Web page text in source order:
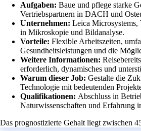
Aufgaben: Baue und pflege starke
Vertriebspartnern in DACH und
Unternehmen: Leica Microsystems,
in Mikroskopie und Bildanalyse.
Vorteile: Flexible Arbeitszeiten,
Gesundheitsleistungen und die
Weitere Informationen:
erforderlich, dynamisches und
Warum dieser Job: Gestalte die
Technologie mit bedeutenden
Qualifikationen: Abschluss in
Naturwissenschaften und Erfahrung
Das prognostizierte Gehalt liegt zwischen